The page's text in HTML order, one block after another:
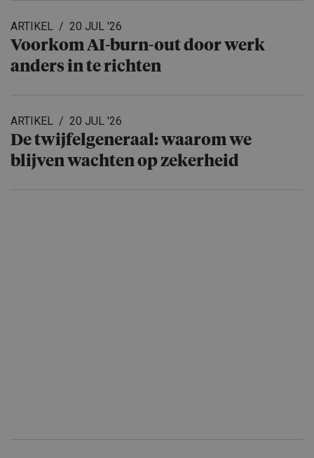
ARTIKEL 20 JUL '26
Voorkom AI-burn-out door werk
anders in te richten
ARTIKEL 20 JUL '26
De twijfelge­ne­raal: waarom we
blijven wachten op zekerheid